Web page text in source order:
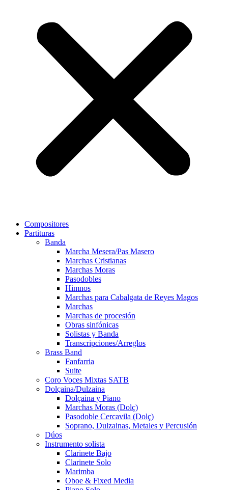
Compositores
Partituras
Banda
Marcha Mesera/Pas Masero
Marchas Cristianas
Marchas Moras
Pasodobles
Himnos
Marchas para Cabalgata de Reyes Magos
Marchas
Marchas de procesión
Obras sinfónicas
Solistas y Banda
Transcripciones/Arreglos
Brass Band
Fanfarria
Suite
Coro Voces Mixtas SATB
Dolçaina/Dulzaina
Dolçaina y Piano
Marchas Moras (Dolç)
Pasodoble Cercavila (Dolç)
Soprano, Dulzainas, Metales y Percusión
Dúos
Instrumento solista
Clarinete Bajo
Clarinete Solo
Marimba
Oboe & Fixed Media